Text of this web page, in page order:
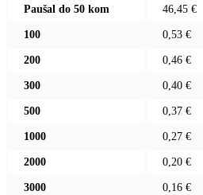
Paušal do 50 kom 46,45 €
100 0,53 €
200 0,46 €
300 0,40 €
500 0,37 €
1000 0,27 €
2000 0,20 €
3000 0,16 €